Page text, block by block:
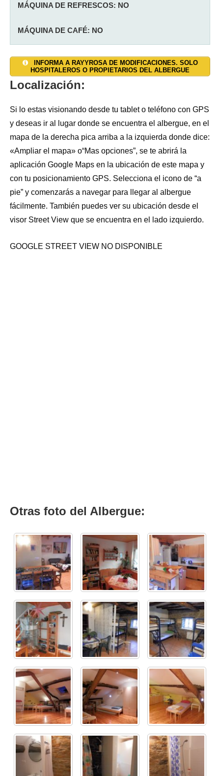
MÁQUINA DE REFRESCOS: NO
MÁQUINA DE CAFÉ: NO
JARDÍN: NO
ALOJAMIENTO PRIVADO: NO
DUCHAS: 4
LAVADORA: SI
LAVADERO: SI
SECADORA: SI
TENDEDERO: SI
CALEFACCIÓN: SI
TOALLAS: SI
INTERNET WIFI: SI
RESGUARDO BICICLETAS: SI
ESTABLO: NO
INFORMA A RAYYROSA DE MODIFICACIONES. SOLO
HOSPITALEROS O PROPIETARIOS DEL ALBERGUE
Localización:
Si lo estas visionando desde tu tablet o teléfono con GPS
y deseas ir al lugar donde se encuentra el albergue, en el
mapa de la derecha pica arriba a la izquierda donde dice:
«Ampliar el mapa» o“Mas opciones”, se te abrirá la
aplicación Google Maps en la ubicación de este mapa y
con tu posicionamiento GPS. Selecciona el icono de “a
pie” y comenzarás a navegar para llegar al albergue
fácilmente. También puedes ver su ubicación desde el
visor Street View que se encuentra en el lado izquierdo.
GOOGLE STREET VIEW NO DISPONIBLE
Otras foto del Albergue: